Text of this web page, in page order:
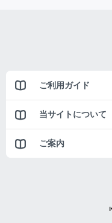
ご利用ガイド
当サイトについて
ご案内